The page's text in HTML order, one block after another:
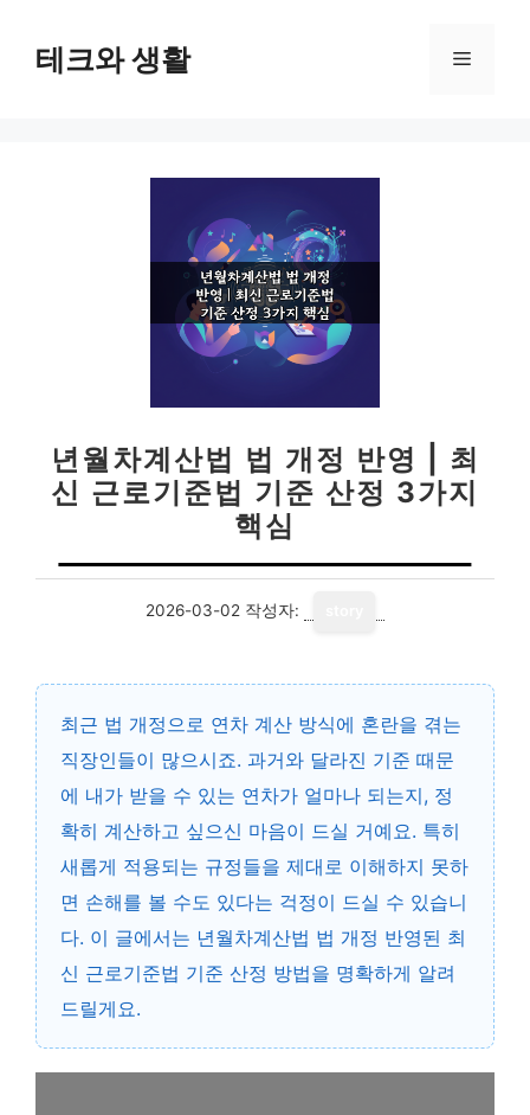
테크와 생활 메
년월차계산법 법 개정 반영 | 최
신 근로기준법 기준 산정 3가지
핵심
2026-03-02 작성자:
최근 법 개정으로 연차 계산 방식에 혼란을 겪는
직장인들이 많으시죠. 과거와 달라진 기준 때문
에 내가 받을 수 있는 연차가 얼마나 되는지, 정
확히 계산하고 싶으신 마음이 드실 거예요. 특히
새롭게 적용되는 규정들을 제대로 이해하지 못하
면 손해를 볼 수도 있다는 걱정이 드실 수 있습니
다. 이 글에서는 년월차계산법 법 개정 반영된 최
신 근로기준법 기준 산정 방법을 명확하게 알려
드릴게요.